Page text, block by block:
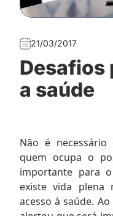
21/03/2017
Desafios
a saúde
Não é
quem ocupa o
importante para
existe vida plena
acesso à saúde.